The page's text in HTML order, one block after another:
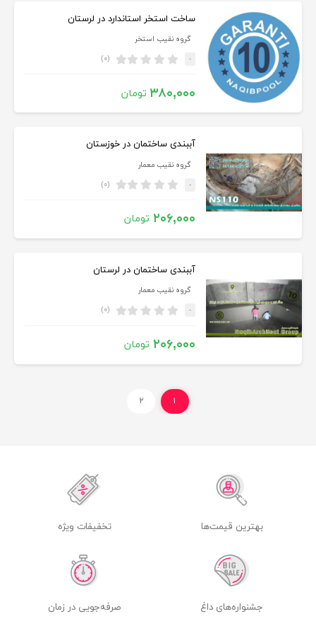
ساخت استخر استاندارد در لرستان
گروه نقیب استخر
- (۰)
۳۸۰,۰۰۰ تومان
آببندی ساختمان در خوزستان
گروه نقیب معمار
- (۰)
۲۰۶,۰۰۰ تومان
آببندی ساختمان در لرستان
گروه نقیب معمار
- (۰)
۲۰۶,۰۰۰ تومان
۱ ۲
بهترین قیمت‌ها تخفیفات ویژه
جشنواره‌های داغ صرفه‌جویی در زمان